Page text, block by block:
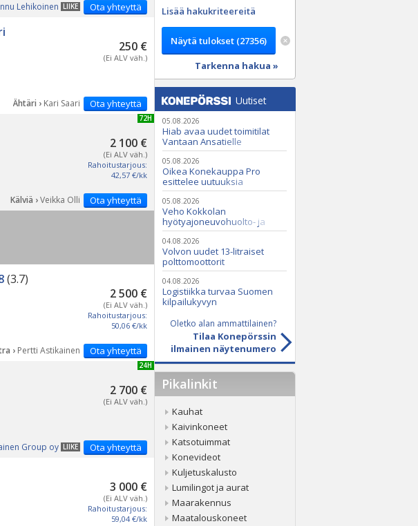
Ota yhteyttä
LIIKE
Lehikoinen
250 €
(Ei ALV väh.)
Ota yhteyttä
Ähtäri › Kari Saari
UUSI 72H
2 100 €
(Ei ALV väh.)
Rahoitustarjous:
42,57 €/kk
Ota yhteyttä
Kälviä ›Veikka Olli
(3.7)
2 500 €
(Ei ALV väh.)
Rahoitustarjous:
50,06 €/kk
Ota yhteyttä
› Pertti Astikainen
UUSI 24H
2 700 €
(Ei ALV väh.)
Ota yhteyttä
LIIKE
Group oy
3 000 €
(Ei ALV väh.)
Rahoitustarjous:
59,04 €/kk
Lisää hakukriteereitä
Tarkenna hakua »
Uutiset
05.08.2026
Hiab avaa uudet toimitilat
Vantaan Ansatielle
05.08.2026
Oikea Konekauppa Pro
esittelee uutuuksia
ammattikäyttöön
05.08.2026
Veho Kokkolan
hyötyajoneuvohuolto- ja
varaosatoiminnot Q2 Service
Oy:lle lokakuussa
04.08.2026
Volvon uudet 13-litraiset
polttomoottorit
04.08.2026
Logistiikka turvaa Suomen
kilpailukyvyn
Oletko alan ammattilainen?
Tilaa Konepörssin
ilmainen näytenumero
Pikalinkit
Kauhat
Kaivinkoneet
Katsotuimmat
Konevideot
Kuljetuskalusto
Lumilingot ja aurat
Maarakennus
Maatalouskoneet